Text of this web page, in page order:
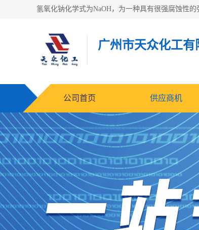
广州市天众化工有
公司首页 供应商机